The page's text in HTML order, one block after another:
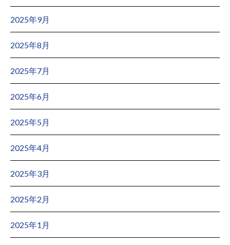
2025年9月
2025年8月
2025年7月
2025年6月
2025年5月
2025年4月
2025年3月
2025年2月
2025年1月